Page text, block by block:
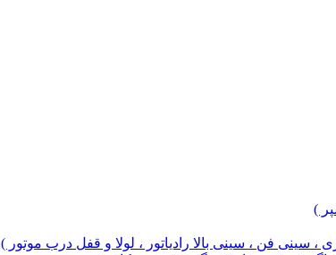
)
سینی فن ، سینی بالا رادیاتور ، لولا و قفل درب موتور )